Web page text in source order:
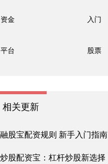
资金 入门
平台 股票
相关更新
融股宝配资规则 新手入门指南
炒股配资宝：杠杆炒股新选择